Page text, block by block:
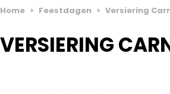
Home > Feestdagen > Versiering
VERSIERING